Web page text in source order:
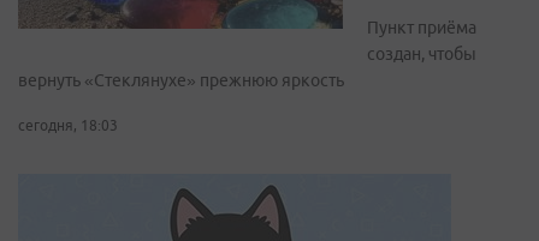
Пункт приёма
создан, чтобы
вернуть «Стеклянухе» прежнюю яркость
сегодня, 18:03